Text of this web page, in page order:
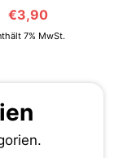
€3,90
7% MwSt.